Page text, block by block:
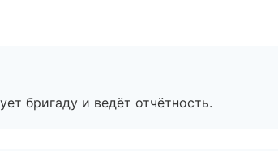
бригаду и ведёт отчётность.